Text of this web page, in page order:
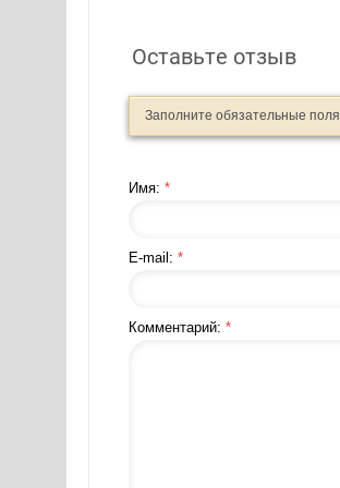
Оставьте отзыв
Заполните обязательные поля
Имя: *
E-mail: *
Комментарий: *